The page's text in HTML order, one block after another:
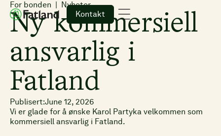
Kontakt
For bonden Nyheter
Ny kommersiell
ansvarlig i
Fatland
Publisert:June 12, 2026
Vi er glade for å ønske Karol Partyka velkommen som
kommersiell ansvarlig i Fatland.